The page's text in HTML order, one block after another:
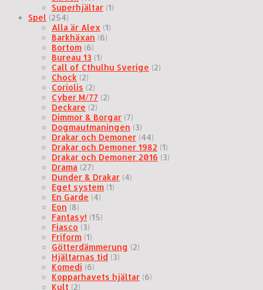
Superhjältar (1)
Spel (254)
Alla är Alex (1)
Barkhäxan (6)
Bortom (6)
Bureau 13 (1)
Call of Cthulhu Sverige (2)
Chock (2)
Coriolis (2)
Cyber M/77 (2)
Deckare (2)
Dimmor & Borgar (7)
Dogmautmaningen (3)
Drakar och Demoner (44)
Drakar och Demoner 1982 (1)
Drakar och Demoner 2016 (3)
Drama (27)
Dunder & Drakar (4)
Eget system (1)
En Garde (4)
Eon (8)
Fantasy! (15)
Fiasco (3)
Friform (1)
Götterdämmerung (2)
Hjältarnas tid (3)
Komedi (6)
Kopparhavets hjältar (6)
Kult (2)